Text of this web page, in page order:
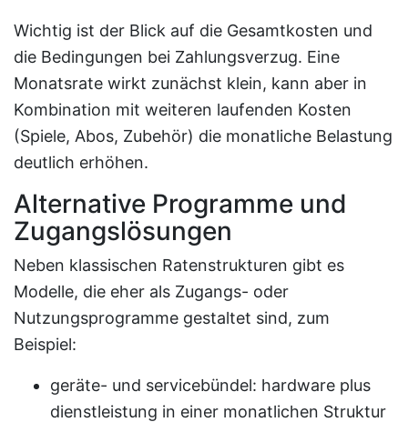
Wichtig ist der Blick auf die Gesamtkosten und
die Bedingungen bei Zahlungsverzug. Eine
Monatsrate wirkt zunächst klein, kann aber in
Kombination mit weiteren laufenden Kosten
(Spiele, Abos, Zubehör) die monatliche Belastung
deutlich erhöhen.
Alternative Programme und
Zugangslösungen
Neben klassischen Ratenstrukturen gibt es
Modelle, die eher als Zugangs- oder
Nutzungsprogramme gestaltet sind, zum
Beispiel:
geräte- und servicebündel: hardware plus
dienstleistung in einer monatlichen Struktur